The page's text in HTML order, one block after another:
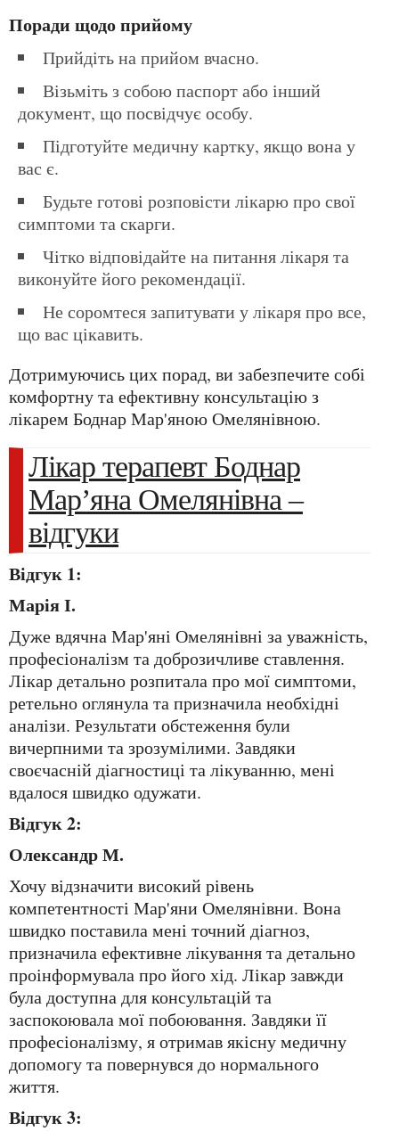
Поради щодо прийому
Прийдіть на прийом вчасно.
Візьміть з собою паспорт або інший
документ, що посвідчує особу.
Підготуйте медичну картку, якщо вона у
вас є.
Будьте готові розповісти лікарю про свої
симптоми та скарги.
Чітко відповідайте на питання лікаря та
виконуйте його рекомендації.
Не соромтеся запитувати у лікаря про все,
що вас цікавить.
Дотримуючись цих порад, ви забезпечите собі
комфортну та ефективну консультацію з
лікарем Боднар Мар'яною Омелянівною.
Лікар терапевт Боднар
Мар’яна Омелянівна –
відгуки
Відгук 1:
Марія І.
Дуже вдячна Мар'яні Омелянівні за уважність,
професіоналізм та доброзичливе ставлення.
Лікар детально розпитала про мої симптоми,
ретельно оглянула та призначила необхідні
аналізи. Результати обстеження були
вичерпними та зрозумілими. Завдяки
своєчасній діагностиці та лікуванню, мені
вдалося швидко одужати.
Відгук 2:
Олександр М.
Хочу відзначити високий рівень
компетентності Мар'яни Омелянівни. Вона
швидко поставила мені точний діагноз,
призначила ефективне лікування та детально
проінформувала про його хід. Лікар завжди
була доступна для консультацій та
заспокоювала мої побоювання. Завдяки її
професіоналізму, я отримав якісну медичну
допомогу та повернувся до нормального
життя.
Відгук 3: